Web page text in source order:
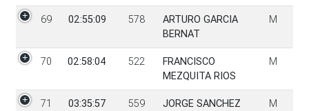
69 02:55:09 578
ARTURO GARCIA
BERNAT
M
70 02:58:04 522
FRANCISCO
MEZQUITA RIOS
M
71 03:35:57 559
JORGE SANCHEZ
M